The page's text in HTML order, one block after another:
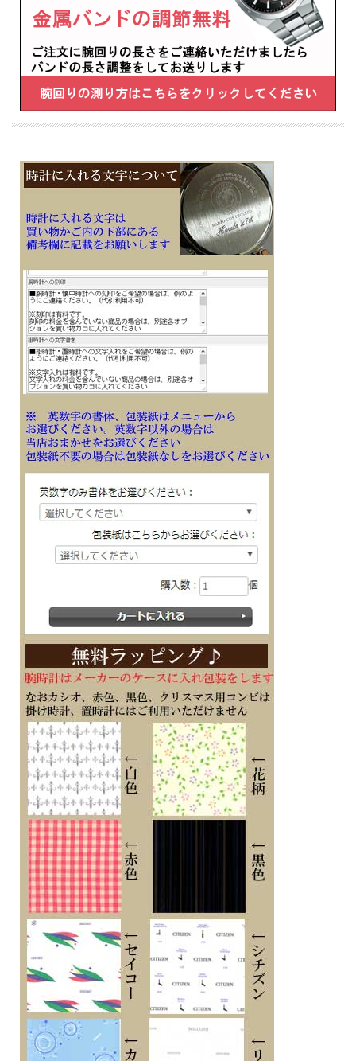
・パワーセーブ機能
・フル充電時約2年可動(パワーセーブ作動時)
・受信局自動選択機能
・定時受信機能
・パーペチュアルカレンダー
■メーカーの正規国内保証書付き（3年間保証）
子供 息子 彼氏 旦那 ご主人 お父さん お義父さん 会社 永年勤続 周年記念 皆勤 栄転
定年 退職 誕生日 入学 成人 卒業 就職 還暦 贈り物 贈答品 ギフト 記念品 プレゼン
トにメッセージ 文字 名入れ 刻印した腕時計を
※１０文字分の加工費込みの表示価格です
※在庫ありの時１０日間前後（土日祝日は除く）で発送予定（在庫切れの場合もあ
ります）
※刻印文字はカート内の備考欄に記載ください